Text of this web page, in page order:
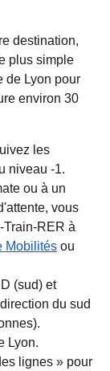
destination,
plus simple
de Lyon pour
environ 30
les
niveau -1.
ou à un
vous
Train-RER à
Mobilités( Ouvre
ou
(sud) et
du sud
Lyon.
lignes » pour